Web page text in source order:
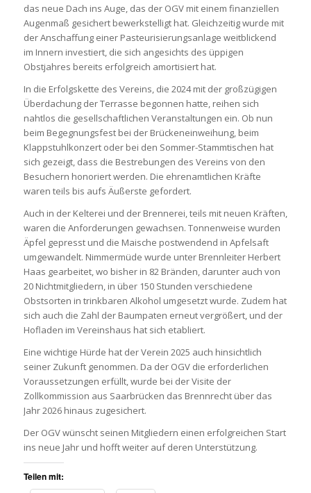
das neue Dach ins Auge, das der OGV mit einem finanziellen
Augenmaß gesichert bewerkstelligt hat. Gleichzeitig wurde mit
der Anschaffung einer Pasteurisierungsanlage weitblickend
im Innern investiert, die sich angesichts des üppigen
Obstjahres bereits erfolgreich amortisiert hat.
In die Erfolgskette des Vereins, die 2024 mit der großzügigen
Überdachung der Terrasse begonnen hatte, reihen sich
nahtlos die gesellschaftlichen Veranstaltungen ein. Ob nun
beim Begegnungsfest bei der Brückeneinweihung, beim
Klappstuhlkonzert oder bei den Sommer-Stammtischen hat
sich gezeigt, dass die Bestrebungen des Vereins von den
Besuchern honoriert werden. Die ehrenamtlichen Kräfte
waren teils bis aufs Äußerste gefordert.
Auch in der Kelterei und der Brennerei, teils mit neuen Kräften,
waren die Anforderungen gewachsen. Tonnenweise wurden
Äpfel gepresst und die Maische postwendend in Apfelsaft
umgewandelt. Nimmermüde wurde unter Brennleiter Herbert
Haas gearbeitet, wo bisher in 82 Bränden, darunter auch von
20 Nichtmitgliedern, in über 150 Stunden verschiedene
Obstsorten in trinkbaren Alkohol umgesetzt wurde. Zudem hat
sich auch die Zahl der Baumpaten erneut vergrößert, und der
Hofladen im Vereinshaus hat sich etabliert.
Eine wichtige Hürde hat der Verein 2025 auch hinsichtlich
seiner Zukunft genommen. Da der OGV die erforderlichen
Voraussetzungen erfüllt, wurde bei der Visite der
Zollkommission aus Saarbrücken das Brennrecht über das
Jahr 2026 hinaus zugesichert.
Der OGV wünscht seinen Mitgliedern einen erfolgreichen Start
ins neue Jahr und hofft weiter auf deren Unterstützung.
Teilen mit: